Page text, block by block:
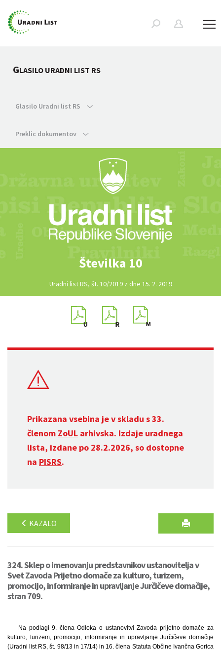
GLASILO URADNI LIST RS
Glasilo Uradni list RS
Preklic dokumentov
Številka 10
Uradni list RS, št. 10/2019 z dne 15. 2. 2019
Prikazana vsebina je v skladu s 33.
členom ZoUL arhivska. Izdaje uradnega
lista, izdane po 28.2.2026, so dostopne
na PISRS.
KAZALO
324. Sklep o imenovanju predstavnikov ustanovitelja v
Svet Zavoda Prijetno domače za kulturo, turizem,
promocijo, informiranje in upravljanje Jurčičeve domačije,
stran 709.
Na podlagi 9. člena Odloka o ustanovitvi Zavoda prijetno domače za
kulturo, turizem, promocijo, informiranje in upravljanje Jurčičeve domačije
(Uradni list RS, št. 98/13 in 17/14) in 16. člena Statuta Občine Ivančna Gorica